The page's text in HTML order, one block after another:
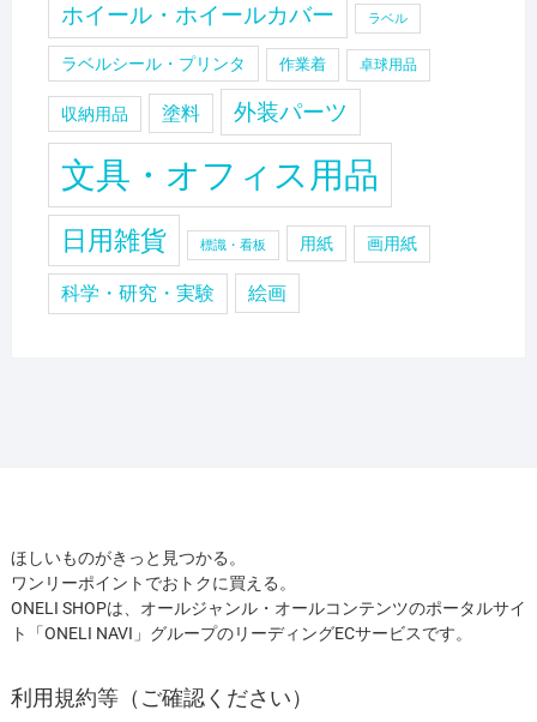
ホイール・ホイールカバー ラベル
ラベルシール・プリンタ 作業着 卓球用品
収納用品 塗料 外装パーツ
文具・オフィス用品
日用雑貨 標識・看板 用紙 画用紙
科学・研究・実験 絵画
ほしいものがきっと見つかる。
ワンリーポイントでおトクに買える。
ONELI SHOPは、オールジャンル・オールコンテンツのポータルサイ
ト「ONELI NAVI」グループのリーディングECサービスです。
利用規約等（ご確認ください）